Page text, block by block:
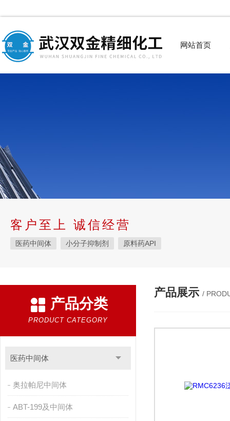
网站首页
客户至上 诚信经营
医药中间体 小分子抑制剂 原料药API
产品分类
PRODUCT CATEGORY
医药中间体
奥拉帕尼中间体
ABT-199及中间体
产品展示 /